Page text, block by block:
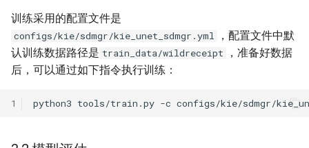
训练采用的配置文件是
configs/kie/sdmgr/kie_unet_sdmgr.yml
，配置文件中默
认训练数据路径是 train_data/wildreceipt
，准备好数据
后，可以通过如下指令执行训练：
1 python3 tools/train.py -c configs/kie/sdmgr/